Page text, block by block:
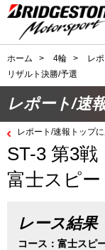
ホーム > 4輪 > レ
リザルト決勝/予選
レポート/速
レポート/速報トップ
ST-3 第3戦
富士スピ
レース結果
コース：富士スピ